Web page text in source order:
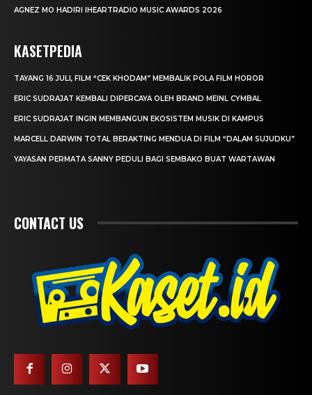
AGNEZ MO HADIRI IHEARTRADIO MUSIC AWARDS 2026
KASETPEDIA
TAYANG 16 JULI, FILM “CEK KHODAM” MEMBALIK POLA FILM HOROR
ERIC SUDRAJAT KEMBALI DIPERCAYA OLEH BRAND MEINL CYMBAL
ERIC SUDRAJAT INGIN MEMBANGUN EKOSISTEM MUSIK DI KAMPUS
MARCELL DARWIN TOTAL BERAKTING MENDUA DI FILM “DALAM SUJUDKU”
YAYASAN PERMATA SANNY PEDULI BAGI SEMBAKO BUAT WARTAWAN
CONTACT US